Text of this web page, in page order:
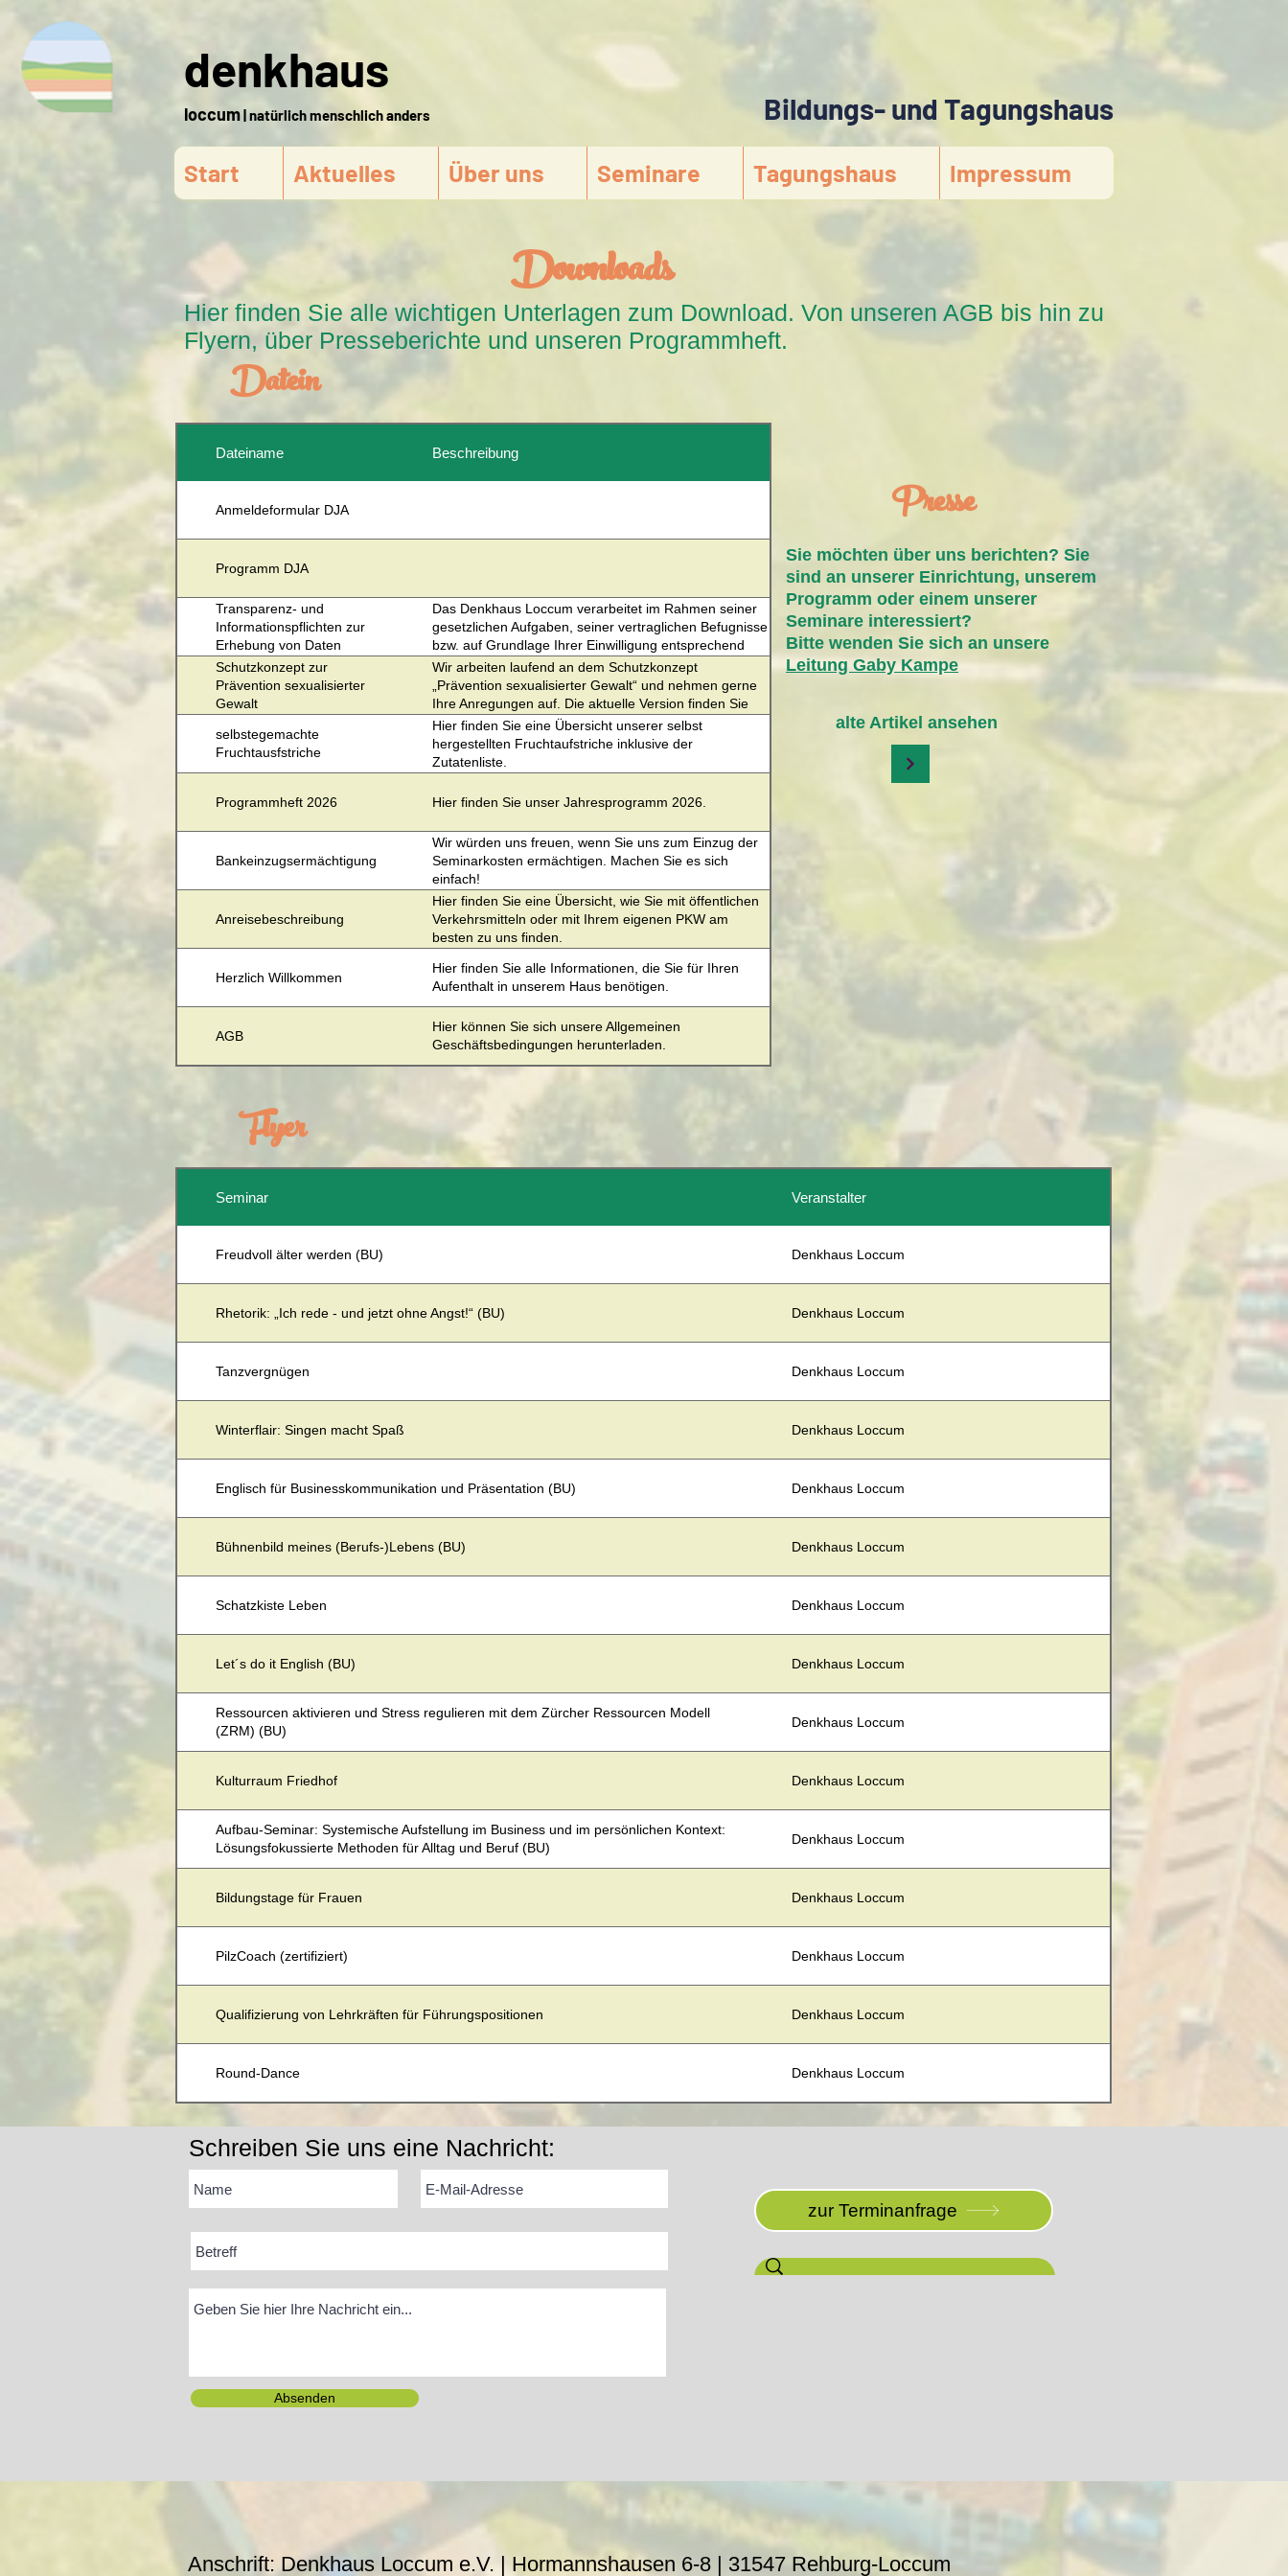
denkhaus
loccum| natürlich menschlich anders Bildungs- und Tagungshaus
Start Aktuelles Über uns Seminare Tagungshaus Impressum
Downloads
Hier finden Sie alle wichtigen Unterlagen zum Download. Von unseren AGB bis hin zu
Flyern, über Presseberichte und unseren Programmheft.
Datein
Dateiname Beschreibung
Anmeldeformular DJA
Programm DJA
Transparenz- und
Informationspflichten zur
Erhebung von Daten
Das Denkhaus Loccum verarbeitet im Rahmen seiner
gesetzlichen Aufgaben, seiner vertraglichen Befugnisse
bzw. auf Grundlage Ihrer Einwilligung entsprechend
Artikel 6 Abs. 1 DS-GVO personenbezogene Daten. Mit
dem beigefügten Dokument informieren wir Sie
grundsätzlich über die Verarbeitung Ihrer
personenbezogenen Daten durch die Kreisverwaltung
und die Ihnen nach dem Datenschutzrecht
zustehenden Rechte. Welche Daten im Einzelnen
verarbeitet und in welcher Weise genutzt werden,
zur Kreisverwaltung stehen bzw. bei welchem
erhalten von der entsprechenden Organisationseinheit
des Landkreises daher bei Bedarf bzw. im Rahmen der
Datenerhebung detaillierte Angaben je
Verarbeitungstätigkeit.
Schutzkonzept zur
Prävention sexualisierter
Gewalt
Wir arbeiten laufend an dem Schutzkonzept
„Prävention sexualisierter Gewalt“ und nehmen gerne
Ihre Anregungen auf. Die aktuelle Version finden Sie
hier.
selbstegemachte
Fruchtausfstriche
Hier finden Sie eine Übersicht unserer selbst
hergestellten Fruchtaufstriche inklusive der
Zutatenliste.
Programmheft 2026 Hier finden Sie unser Jahresprogramm 2026.
Bankeinzugsermächtigung
Wir würden uns freuen, wenn Sie uns zum Einzug der
Seminarkosten ermächtigen. Machen Sie es sich
einfach!
Anreisebeschreibung
Hier finden Sie eine Übersicht, wie Sie mit öffentlichen
Verkehrsmitteln oder mit Ihrem eigenen PKW am
besten zu uns finden.
Herzlich Willkommen
Hier finden Sie alle Informationen, die Sie für Ihren
Aufenthalt in unserem Haus benötigen.
AGB
Hier können Sie sich unsere Allgemeinen
Geschäftsbedingungen herunterladen.
Presse
Sie möchten über uns berichten? Sie
sind an unserer Einrichtung, unserem
Programm oder einem unserer
Seminare interessiert?
Bitte wenden Sie sich an unsere
Leitung Gaby Kampe
alte Artikel ansehen
Flyer
Seminar Veranstalter
Freudvoll älter werden (BU) Denkhaus Loccum
Rhetorik: „Ich rede - und jetzt ohne Angst!“ (BU) Denkhaus Loccum
Tanzvergnügen Denkhaus Loccum
Winterflair: Singen macht Spaß Denkhaus Loccum
Englisch für Businesskommunikation und Präsentation (BU) Denkhaus Loccum
Bühnenbild meines (Berufs-)Lebens (BU) Denkhaus Loccum
Schatzkiste Leben Denkhaus Loccum
Let´s do it English (BU) Denkhaus Loccum
Ressourcen aktivieren und Stress regulieren mit dem Zürcher Ressourcen Modell
(ZRM) (BU)
Denkhaus Loccum
Kulturraum Friedhof Denkhaus Loccum
Aufbau-Seminar: Systemische Aufstellung im Business und im persönlichen Kontext:
Lösungsfokussierte Methoden für Alltag und Beruf (BU)
Denkhaus Loccum
Bildungstage für Frauen Denkhaus Loccum
PilzCoach (zertifiziert) Denkhaus Loccum
Qualifizierung von Lehrkräften für Führungspositionen Denkhaus Loccum
Round-Dance Denkhaus Loccum
Schreiben Sie uns eine Nachricht:
zur Terminanfrage
Absenden
Anschrift: Denkhaus Loccum e.V. | Hormannshausen 6-8 | 31547 Rehburg-Loccum